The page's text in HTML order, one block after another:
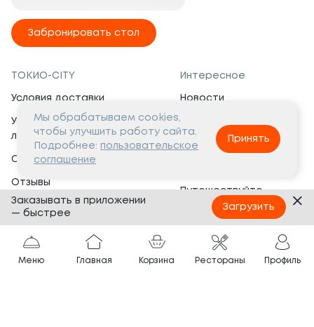
Забронировать стол
ТОКИО-CITY
Условия доставки
Условия программы
лояльности
Сертификаты
Отзывы
Банкеты
Вопросы и ответы
Интересное
Новости
Вакансии
Социальная жизнь
Путешествуйте
с ТОКИО-CITY
Партнёрам
Франшиза
Меню Главная Корзина Рестораны Профиль
Мы обрабатываем cookies,
чтобы улучшить работу сайта.
Подробнее: пользовательское
соглашение
Принять
Заказывать в приложении
— быстрее
Загрузить